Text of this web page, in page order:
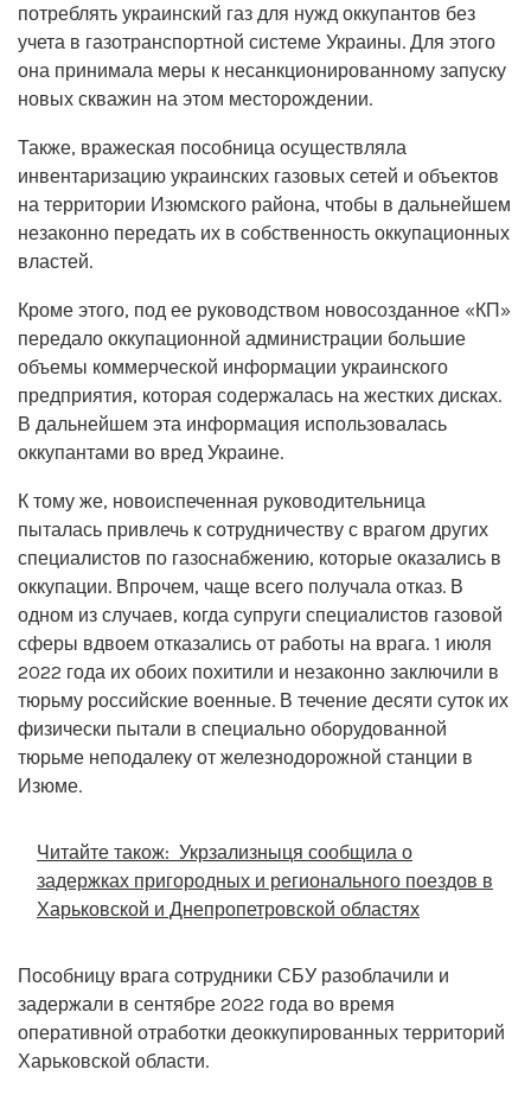
потреблять украинский газ для нужд оккупантов без
учета в газотранспортной системе Украины. Для этого
она принимала меры к несанкционированному запуску
новых скважин на этом месторождении.
Также, вражеская пособница осуществляла
инвентаризацию украинских газовых сетей и объектов
на территории Изюмского района, чтобы в дальнейшем
незаконно передать их в собственность оккупационных
властей.
Кроме этого, под ее руководством новосозданное «КП»
передало оккупационной администрации большие
объемы коммерческой информации украинского
предприятия, которая содержалась на жестких дисках.
В дальнейшем эта информация использовалась
оккупантами во вред Украине.
К тому же, новоиспеченная руководительница
пыталась привлечь к сотрудничеству с врагом других
специалистов по газоснабжению, которые оказались в
оккупации. Впрочем, чаще всего получала отказ. В
одном из случаев, когда супруги специалистов газовой
сферы вдвоем отказались от работы на врага. 1 июля
2022 года их обоих похитили и незаконно заключили в
тюрьму российские военные. В течение десяти суток их
физически пытали в специально оборудованной
тюрьме неподалеку от железнодорожной станции в
Изюме.
Читайте також: Укрзализныця сообщила о
задержках пригородных и регионального поездов в
Харьковской и Днепропетровской областях
Пособницу врага сотрудники СБУ разоблачили и
задержали в сентябре 2022 года во время
оперативной отработки деоккупированных территорий
Харьковской области.